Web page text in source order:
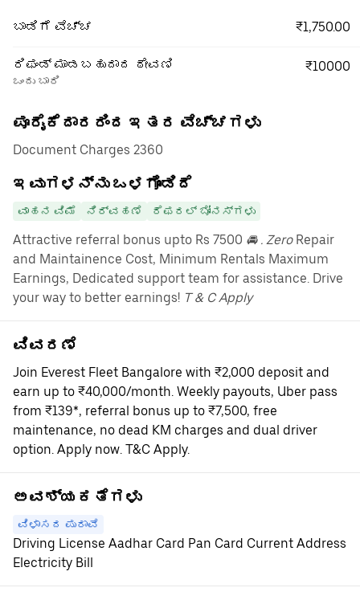
ಬಾಡಿಗೆ ವೆಚ್ಚ ₹1,750.00
ರಿಫಂಡ್ ಮಾಡಬಹುದಾದ ಠೇವಣಿ
ಒಂದು ಬಾರಿ
₹10000
ಪೂರೈಕೆದಾರರಿಂದ ಇತರ ವೆಚ್ಚಗಳು
Document Charges 2360
ಇವುಗಳನ್ನು ಒಳಗೊಂಡಿದೆ
ವಾಹನ ವಿಮೆ ನಿರ್ವಹಣೆ ರೆಫರಲ್ ಬೋನಸ್‌ಗಳು
Attractive referral bonus upto Rs 7500 🚘 . ZeroRepair
and Maintainence Cost, Minimum Rentals Maximum
Earnings, Dedicated support team for assistance. Drive
your way to better earnings! T & C Apply
ವಿವರಣೆ
Join Everest Fleet Bangalore with ₹2,000 deposit and
earn up to ₹40,000/month. Weekly payouts, Uber pass
from ₹139*, referral bonus up to ₹7,500, free
maintenance, no dead KM charges and dual driver
option. Apply now. T&C Apply.
ಅವಶ್ಯಕತೆಗಳು
ವಿಳಾಸದ ಪುರಾವೆ
Driving License Aadhar Card Pan Card Current Address
Electricity Bill